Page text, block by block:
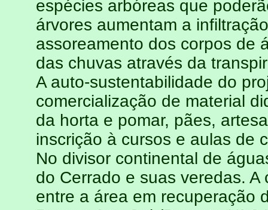
espécies arbóreas que
árvores aumentam a
assoreamento dos corpos de
das chuvas através da
A auto-sustentabilidade do
comercialização de material
da horta e pomar, pães,
inscrição à cursos e aulas de
No divisor continental de
do Cerrado e suas veredas.
entre a área em recuperação